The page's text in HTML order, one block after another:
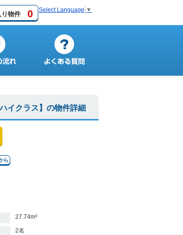
り物件 0 Select Language ▼
イクラス】の物件詳細
ら
27.74m²
2名